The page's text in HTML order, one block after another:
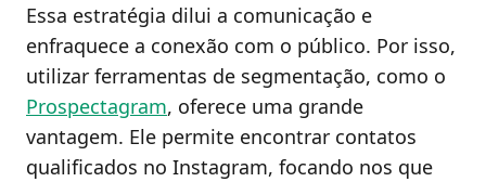
Essa estratégia dilui a comunicação e
enfraquece a conexão com o público. Por isso,
utilizar ferramentas de segmentação, como o
Prospectagram, oferece uma grande
vantagem. Ele permite encontrar contatos
qualificados no Instagram, focando nos que